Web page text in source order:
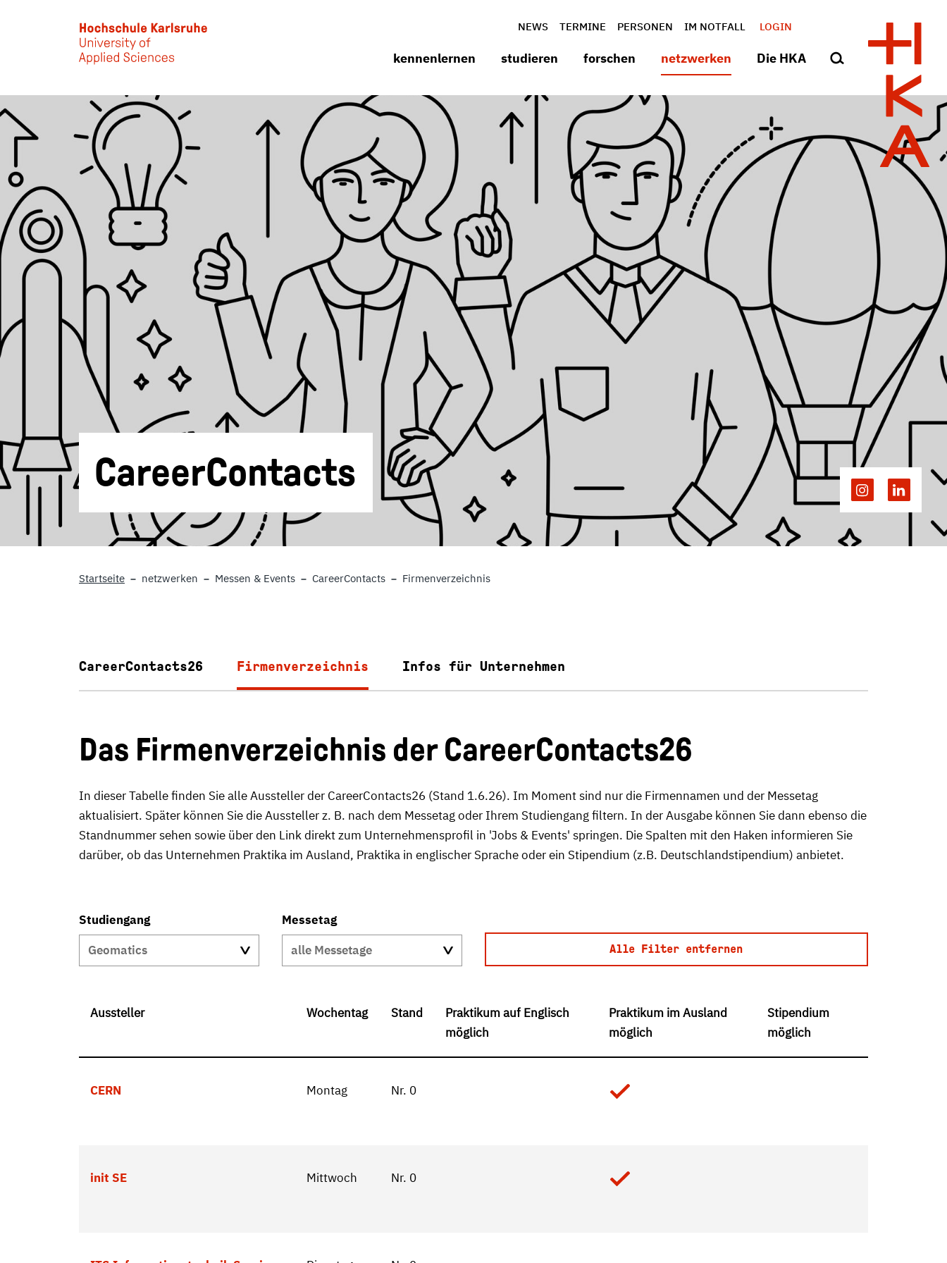
NEWS
TERMINE PERSONEN IM NOTFALL LOGIN
kennenlernen studieren forschen netzwerken Die HKA
CareerContacts
Startseite netzwerken Messen & Events CareerContacts Firmenverzeichnis
CareerContacts26 Firmenverzeichnis
Das Firmenverzeichnis der CareerContacts26
In dieser Tabelle finden Sie alle Aussteller der CareerContacts26 (Stand 1.6.26). Im Moment sind nur die Firmennamen und der Messetag
aktualisiert. Später können Sie die Aussteller z. B. nach dem Messetag oder Ihrem Studiengang filtern. In der Ausgabe können Sie dann ebenso die
Standnummer sehen sowie über den Link direkt zum Unternehmensprofil in 'Jobs & Events' springen. Die Spalten mit den Haken informieren Sie
darüber, ob das Unternehmen Praktika im Ausland, Praktika in englischer Sprache oder ein Stipendium (z.B. Deutschlandstipendium) anbietet.
Studiengang
Geomatics
Messetag
alle Messetage
Alle Filter entfernen
Aussteller Wochentag Stand
Praktikum auf Englisch
möglich
Praktikum im Ausland
möglich
Stipendium
möglich
CERN Montag Nr. 0
init SE Mittwoch Nr. 0
Infos für Unternehmen